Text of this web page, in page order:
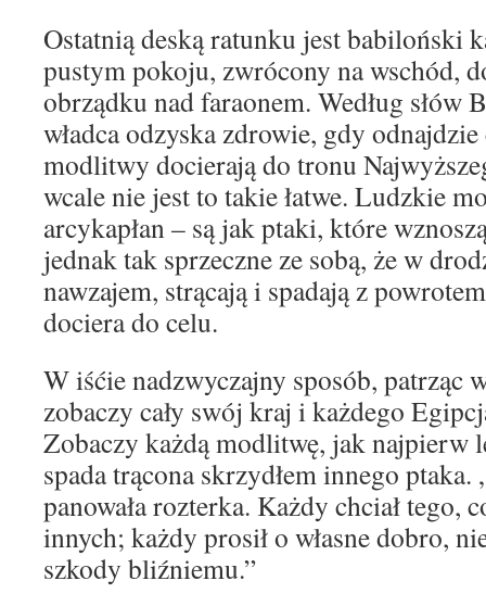
Ostatnią deską ratunku jest babiloński
pustym pokoju, zwrócony na wschód,
obrządku nad faraonem. Według słów
władca odzyska zdrowie, gdy
modlitwy docierają do tronu
wcale nie jest to takie łatwe. Ludzkie
arcykapłan – są jak ptaki, które
jednak tak sprzeczne ze sobą, że w
nawzajem, strącają i spadają z
dociera do celu.
W iśćie nadzwyczajny sposób, patrząc
zobaczy cały swój kraj i każdego
Zobaczy każdą modlitwę, jak najpierw
spada trącona skrzydłem innego ptaka.
panowała rozterka. Każdy chciał tego,
innych; każdy prosił o własne dobro,
szkody bliźniemu.”